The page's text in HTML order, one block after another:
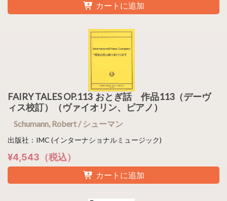
カートに追加
FAIRY TALES OP.113 おとぎ話 作品113（デーヴ
ィス校訂）（ヴァイオリン、ピアノ）
Schumann, Robert / シューマン
出版社：IMC (インターナショナルミュージック)
¥4,543（税込）
カートに追加